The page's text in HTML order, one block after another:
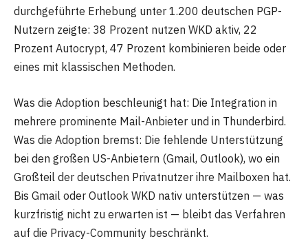
durchgeführte Erhebung unter 1.200 deutschen PGP-
Nutzern zeigte: 38 Prozent nutzen WKD aktiv, 22
Prozent Autocrypt, 47 Prozent kombinieren beide oder
eines mit klassischen Methoden.
Was die Adoption beschleunigt hat: Die Integration in
mehrere prominente Mail-Anbieter und in Thunderbird.
Was die Adoption bremst: Die fehlende Unterstützung
bei den großen US-Anbietern (Gmail, Outlook), wo ein
Großteil der deutschen Privatnutzer ihre Mailboxen hat.
Bis Gmail oder Outlook WKD nativ unterstützen — was
kurzfristig nicht zu erwarten ist — bleibt das Verfahren
auf die Privacy-Community beschränkt.